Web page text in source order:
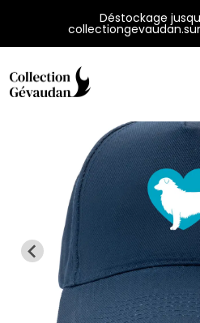
Déstockage
Panneau de gestion des cookies